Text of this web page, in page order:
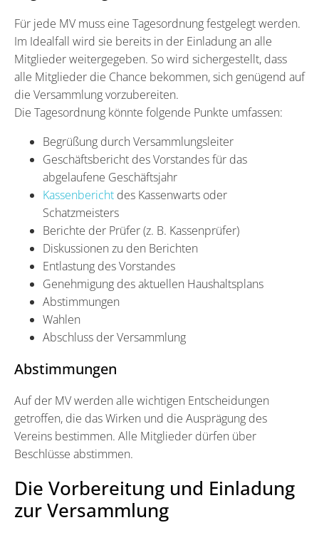
Für jede MV muss eine Tagesordnung festgelegt werden.
Im Idealfall wird sie bereits in der Einladung an alle
Mitglieder weitergegeben. So wird sichergestellt, dass
alle Mitglieder die Chance bekommen, sich genügend auf
die Versammlung vorzubereiten.
Die Tagesordnung könnte folgende Punkte umfassen:
Begrüßung durch Versammlungsleiter
Geschäftsbericht des Vorstandes für das
abgelaufene Geschäftsjahr
Kassenbericht des Kassenwarts oder
Schatzmeisters
Berichte der Prüfer (z. B. Kassenprüfer)
Diskussionen zu den Berichten
Entlastung des Vorstandes
Genehmigung des aktuellen Haushaltsplans
Abstimmungen
Wahlen
Abschluss der Versammlung
Abstimmungen
Auf der MV werden alle wichtigen Entscheidungen
getroffen, die das Wirken und die Ausprägung des
Vereins bestimmen. Alle Mitglieder dürfen über
Beschlüsse abstimmen.
Die Vorbereitung und Einladung
zur Versammlung